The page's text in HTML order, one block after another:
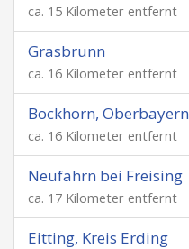
ca. 15 Kilometer entfernt
Grasbrunn
ca. 16 Kilometer entfernt
Bockhorn, Oberbayern
ca. 16 Kilometer entfernt
Neufahrn bei Freising
ca. 17 Kilometer entfernt
Eitting, Kreis Erding